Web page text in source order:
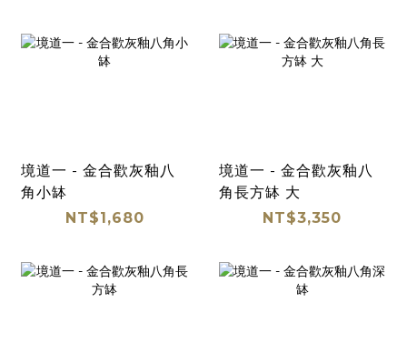
境道一 - 金合歡灰釉八
角小缽
NT$1,680
境道一 - 金合歡灰釉八
角長方缽 大
NT$3,350